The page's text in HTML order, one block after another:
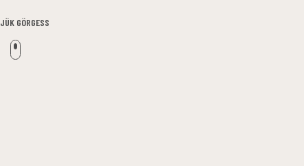
GÖRGESS